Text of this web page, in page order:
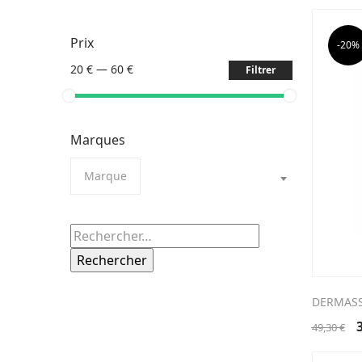
Prix
20 € — 60 € Filtrer
Marques
Marque
Rechercher :
-20%
49,30€